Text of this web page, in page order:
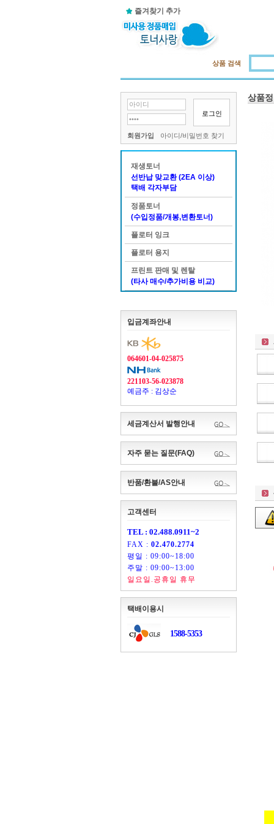
즐겨찾기 추가
상품 검색
로그인
회원가입 아이디/비밀번호 찾기
재생토너
선반납 맞교환 (2EA 이상)
택배 각자부담
정품토너
(수입정품/개봉,변환토너)
플로터 잉크
플로터 용지
프린트 판매 및 렌탈
(타사 매수/추가비용 비교)
입금계좌안내
064601-04-025875
221103-56-023878
예금주 : 김상순
세금계산서 발행안내
자주 묻는 질문(FAQ)
반품/환불/AS안내
고객센터
TEL : 02.488.0911~2
FAX : 02.470.2774
평일 : 09:00~18:00
주말 : 09:00~13:00
일요일.공휴일 휴무
택배이용시
1588-5353
상품